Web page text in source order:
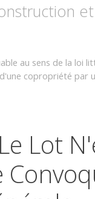
au sens de la loi
copropriété par
Lot